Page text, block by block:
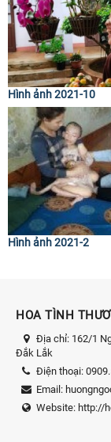
Hình ảnh 2021-10
Hình ảnh 2021-2
HOA TÌNH
Địa chỉ: 162/1
Đắk Lắk
Điện thoại:
Email:
Website: http://